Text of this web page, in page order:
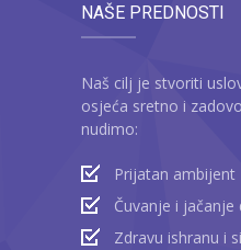
NAŠE PREDNOSTI
Naš cilj je stvoriti
osjeća sretno i
nudimo:
Prijatan ambijent
Čuvanje i
Zdravu ishranu i